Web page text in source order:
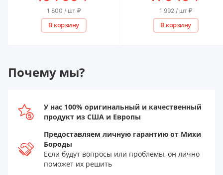
1 800 / шт ₽
В корзину
1 992 / шт ₽
В корзину
Почему мы?
У нас 100% оригинальный и качественный
продукт из США и Европы
Предоставляем личную гарантию от Михи
Бороды
Если будут вопросы или проблемы, он лично
поможет их решить